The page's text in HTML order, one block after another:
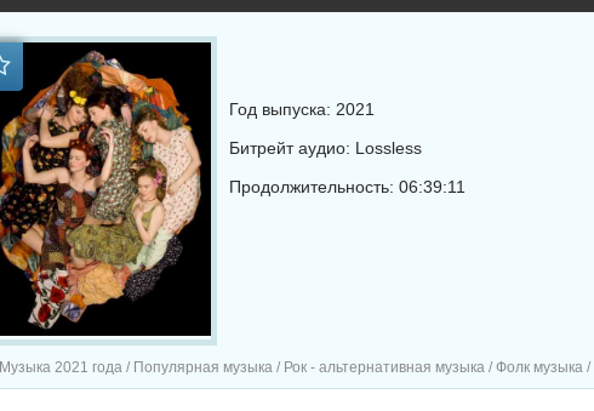
Год выпуска: 2021
Битрейт аудио: Lossless
Продолжительность: 06:39:11
Музыка 2021 года / Популярная музыка / Рок - альтернативная музыка / Фолк музыка